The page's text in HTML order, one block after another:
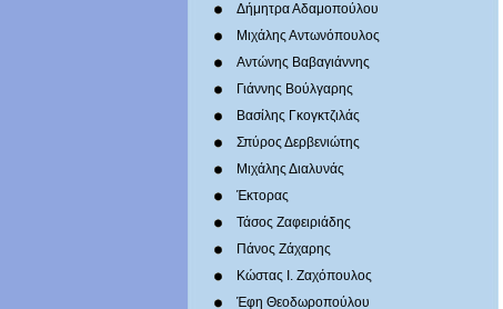
Δήμητρα Αδαμοπούλου
Μιχάλης Αντωνόπουλος
Αντώνης Βαβαγιάννης
Γιάννης Βούλγαρης
Βασίλης Γκογκτζιλάς
Σπύρος Δερβενιώτης
Mιχάλης Διαλυνάς
Έκτορας
Τάσος Ζαφειριάδης
Πάνος Ζάχαρης
Κώστας Ι. Ζαχόπουλoς
Έφη Θεοδωροπούλου